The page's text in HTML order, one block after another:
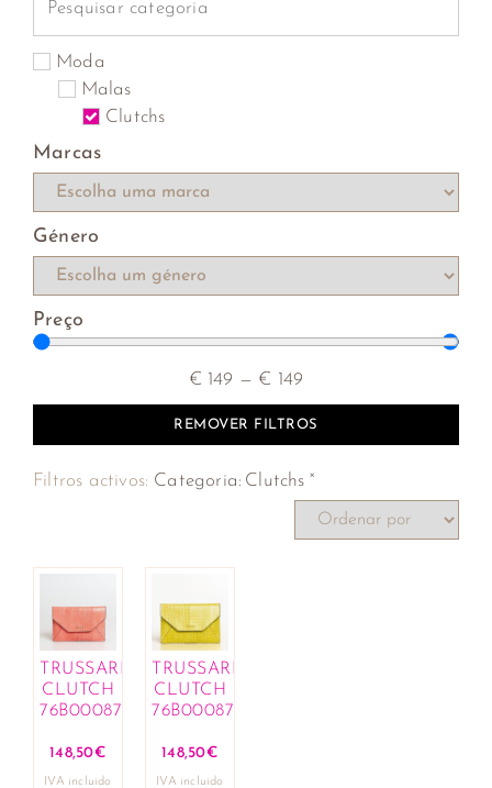
Moda
Malas
Clutchs
Marcas
Género
Preço
€ 149 — € 149
REMOVER FILTROS
Filtros activos: Categoria: Clutchs ×
TRUSSARDI
CLUTCH
76B000872Y000096_P682
148,50€
IVA incluido
TRUSSARDI
CLUTCH
76B000872Y000096_Y602
148,50€
IVA incluido